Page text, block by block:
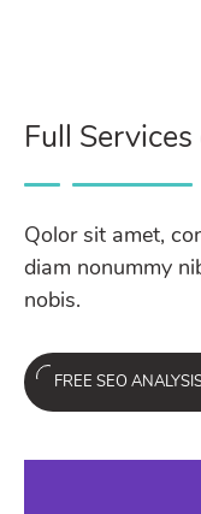
Full
Qolor sit amet,
diam nonummy
nobis.
FREE SEO